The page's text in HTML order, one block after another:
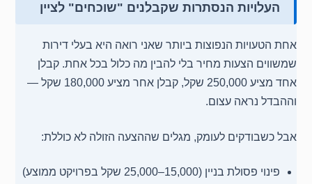
העלויות הנסתרות שקבלנים "שוכחים" לציין
אחת הטעויות הנפוצות ביותר שאני רואה היא בעלי דירות
שמשווים הצעות מחיר בלי להבין מה כלול בכל אחת. קבלן
אחד מציע 250,000 שקל, קבלן אחר מציע 180,000 שקל —
וההבדל נראה עצום.
אבל כשבודקים לעומק, מגלים שההצעה הזולה לא כוללת:
פינוי פסולת בניין (15,000–25,000 שקל בפרויקט ממוצע)